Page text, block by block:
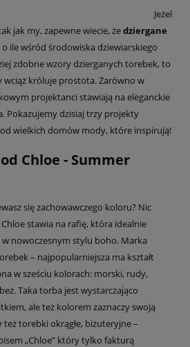
Jeżel
jak my, zapewne wiecie, żedziergane
o ile wśród środowiska dziewiarskiego
zdobne wzory dzierganych torebek, to
króluje prostota. Zarówno w
projektanci stawiają na eleganckie
Pokazujemy dzisiaj trzy projekty
od wielkich domów mody, które inspirują!
Chloe - Summer
się zachowawczego koloru? Nic
stawia na rafię, która idealnie
nowoczesnym stylu boho. Marka
– najpopularniejsza ma kształt
w sześciu kolorach: morski, rudy,
Taka torba jest wystarczająco
ale też kolorem zaznaczy swoją
torebki okrągłe, biżuteryjne –
„Chloe” który tylko fakturą